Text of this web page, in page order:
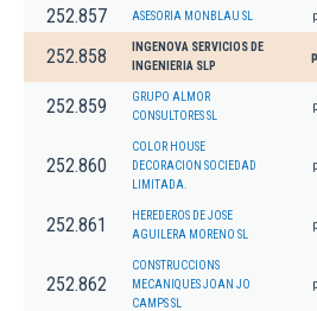
252.857 ASESORIA MONBLAU SL
252.858
INGENOVA SERVICIOS DE
INGENIERIA SLP
252.859
GRUPO ALMOR
CONSULTORES SL
252.860
COLOR HOUSE
DECORACION SOCIEDAD
LIMITADA.
252.861
HEREDEROS DE JOSE
AGUILERA MORENO SL
252.862
CONSTRUCCIONS
MECANIQUES JOAN JO
CAMPS SL